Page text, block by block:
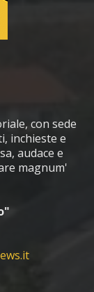
con sede
inchieste e
audace e
magnum'